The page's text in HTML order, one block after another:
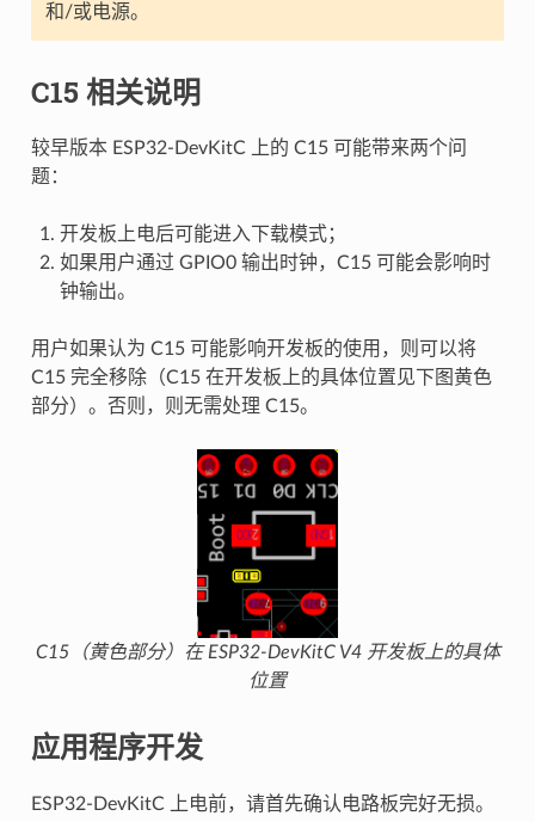
和/或电源。
C15 相关说明
较早版本 ESP32-DevKitC 上的 C15 可能带来两个问
题：
开发板上电后可能进入下载模式；
如果用户通过 GPIO0 输出时钟，C15 可能会影响时
钟输出。
用户如果认为 C15 可能影响开发板的使用，则可以将
C15 完全移除（C15 在开发板上的具体位置见下图黄色
部分）。否则，则无需处理 C15。
C15（黄色部分）在 ESP32-DevKitC V4 开发板上的具体
位置
应用程序开发
ESP32-DevKitC 上电前，请首先确认电路板完好无损。